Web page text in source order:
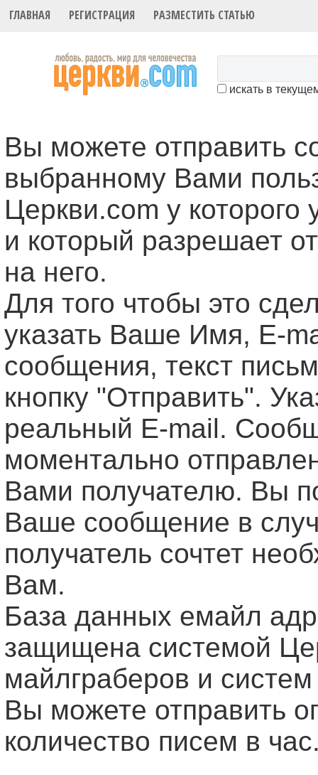
ГЛАВНАЯ РЕГИСТРАЦИЯ РАЗМЕСТИТЬ СТАТЬЮ
искать в
Вы можете отправить
выбранному Вами
Церкви.com у которого
и который разрешает
на него.
Для того чтобы это
указать Ваше Имя, Е-
сообщения, текст
кнопку "Отправить".
реальный E-mail.
моментально
Вами получателю. Вы
Ваше сообщение в
получатель сочтет
Вам.
База данных емайл
защищена системой
майлграберов и
Вы можете отправить
количество писем в